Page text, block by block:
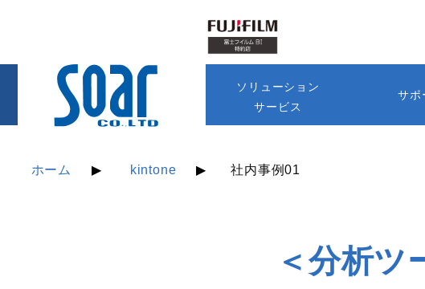
ソリューション
サービス
サポ
ホーム kintone 社内事例01
＜分析ツ